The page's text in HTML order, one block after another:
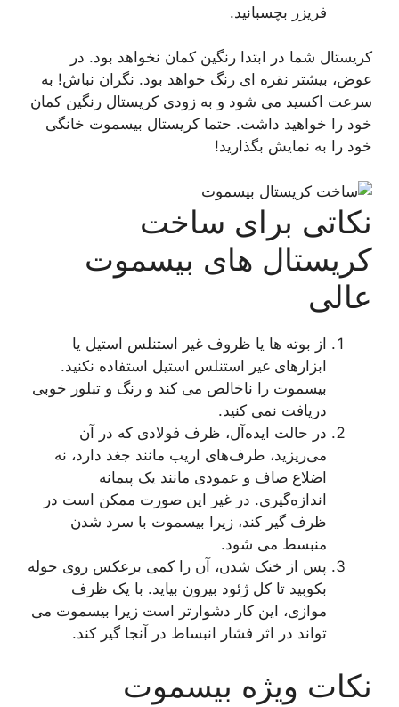
بچسبانید.
شما در ابتدا رنگین کمان نخواهد بود. در
نقره ای رنگ خواهد بود. نگران نباش! به
می شود و به زودی کریستال رنگین کمان
داشت. حتما کریستال بیسموت خانگی
نمایش بگذارید!
برای ساخت
های بیسموت
بوته ها یا ظروف غیر استنلس استیل یا
غیر استنلس استیل استفاده نکنید.
را ناخالص می کند و رنگ و تبلور خوبی
نمی کنید.
حالت ایده‌آل، ظرف فولادی که در آن
طرف‌های اریب مانند جغد دارد، نه
صاف و عمودی مانند یک پیمانه
در غیر این صورت ممکن است در
گیر کند، زیرا بیسموت با سرد شدن
می شود.
از خنک شدن، آن را کمی برعکس روی حوله
تا کل ژئود بیرون بیاید. با یک ظرف
این کار دشوارتر است زیرا بیسموت می
در اثر فشار انبساط در آنجا گیر کند.
ویژه بیسموت